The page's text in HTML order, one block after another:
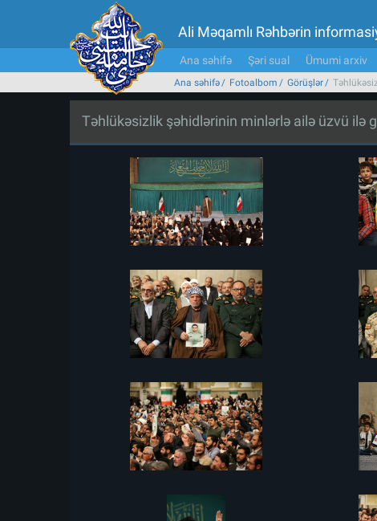
Ali Məqamlı Rəhbərin
Ana səhifə Şəri sual Ümumi arxiv
Ana səhifə Fotoalbom Görüşlər
Təhlükəsizlik şəhidlərinin minlərlə ailə üzvü ilə